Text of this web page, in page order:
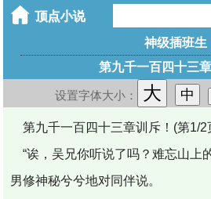
神级插班生
第九千一百四十三章
设置字体大小： 大 中
第九千一百四十三章训斥！(第1/2
“诶，吴兄你听说了吗？难忘山上
男修神秘兮兮地对同伴说。